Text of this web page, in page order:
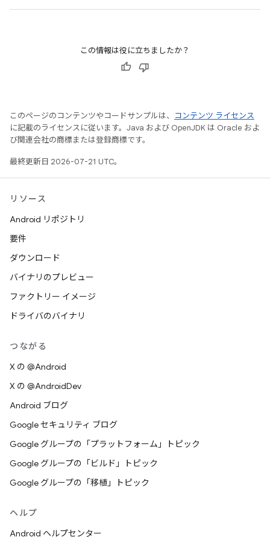
この情報は役に立ちましたか？
このページのコンテンツやコードサンプルは、
コンテンツ ライセンス
に記載のライセンスに従います。Java および OpenJDK は Oracle およ
び関連会社の商標または登録商標です。
最終更新日 2026-07-21 UTC。
リソース
Android リポジトリ
要件
ダウンロード
バイナリのプレビュー
ファクトリー イメージ
ドライバのバイナリ
つながる
X の @Android
X の @AndroidDev
Android ブログ
Google セキュリティ ブログ
Google グループの「プラットフォーム」トピック
Google グループの「ビルド」トピック
Google グループの「移植」トピック
ヘルプ
Android ヘルプセンター